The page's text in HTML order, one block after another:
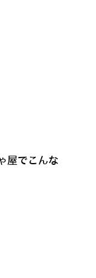
屋でこんな